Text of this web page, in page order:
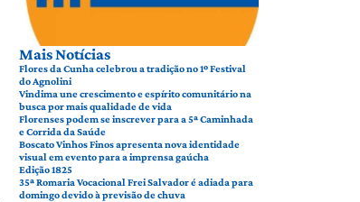
Mais Notícias
Flores da Cunha celebrou a tradição no 1º Festival
do Agnolini
Vindima une crescimento e espírito comunitário na
busca por mais qualidade de vida
Florenses podem se inscrever para a 5ª Caminhada
e Corrida da Saúde
Boscato Vinhos Finos apresenta nova identidade
visual em evento para a imprensa gaúcha
Edição 1825
35ª Romaria Vocacional Frei Salvador é adiada para
domingo devido à previsão de chuva